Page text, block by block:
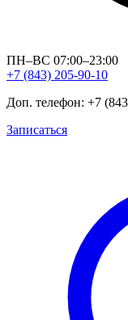
ПН–ВС 07:00–23:00
+7 (843) 205-90-10
Доп. телефон: +7
Записаться